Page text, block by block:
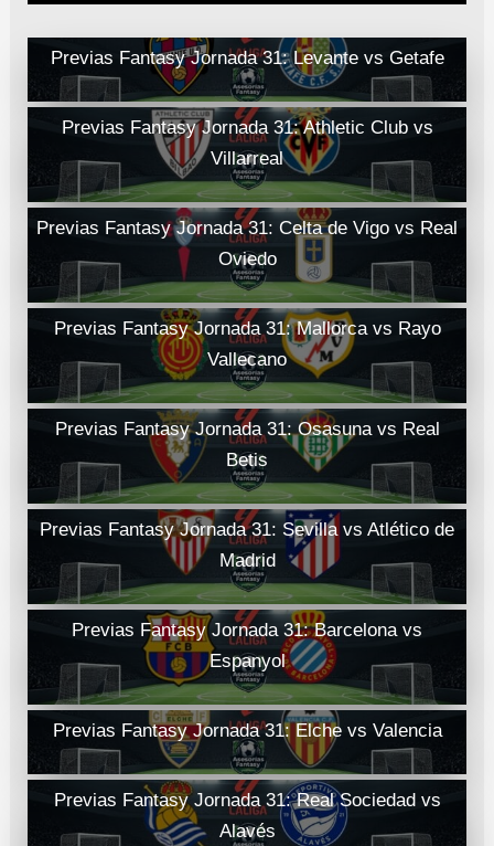
Previas Fantasy Jornada 31: Levante vs Getafe
Previas Fantasy Jornada 31: Athletic Club vs
Villarreal
Previas Fantasy Jornada 31: Celta de Vigo vs Real
Oviedo
Previas Fantasy Jornada 31: Mallorca vs Rayo
Vallecano
Previas Fantasy Jornada 31: Osasuna vs Real
Betis
Previas Fantasy Jornada 31: Sevilla vs Atlético de
Madrid
Previas Fantasy Jornada 31: Barcelona vs
Espanyol
Previas Fantasy Jornada 31: Elche vs Valencia
Previas Fantasy Jornada 31: Real Sociedad vs
Alavés